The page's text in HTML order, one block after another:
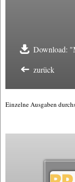
Download:
zurück
Einzelne Ausgaben